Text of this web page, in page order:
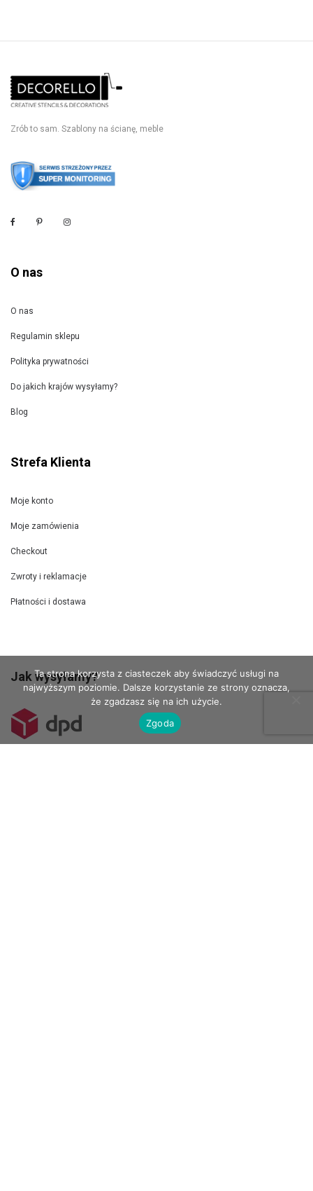
Zrób to sam. Szablony na ścianę, meble
O nas
O nas
Regulamin sklepu
Polityka prywatności
Do jakich krajów wysyłamy?
Blog
Strefa Klienta
Moje konto
Moje zamówienia
Checkout
Zwroty i reklamacje
Płatności i dostawa
Jak wysyłamy?
Ta strona korzysta z ciasteczek aby świadczyć usługi na
najwyższym poziomie. Dalsze korzystanie ze strony oznacza,
że zgadzasz się na ich użycie.
Zgoda